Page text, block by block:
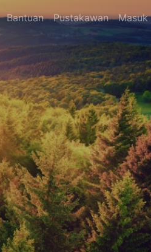
Bantuan Pustakawan Masuk